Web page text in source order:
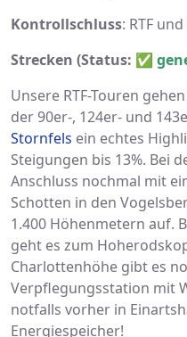
Kontrollschluss: RTF
Strecken (Status: ✅
Unsere RTF-Touren
der 90er-, 124er- und
Stornfels ein echtes
Steigungen bis 13%. Bei
Anschluss nochmal mit
Schotten in den
1.400 Höhenmetern auf.
geht es zum
Charlottenhöhe gibt es
Verpflegungsstation mit
notfalls vorher in
Energiespeicher!